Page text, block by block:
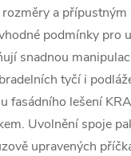
a přípustným
podmínky pro
snadnou
tyčí i
fasádního lešení
Uvolnění spoje
upravených